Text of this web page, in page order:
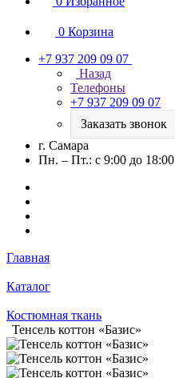
0 Корзина
+7 937 209 09 07
Назад
Телефоны
+7 937 209 09 07
Заказать звонок
г. Самара
Пн. – Пт.: с 9:00 до 18:00
Главная
Каталог
Костюмная ткань
Тенсель коттон «Базис»